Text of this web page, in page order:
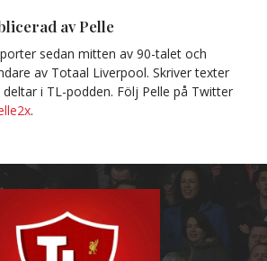
av Pelle
sedan mitten av 90-talet och
av Totaal Liverpool. Skriver texter
deltar i TL-podden. Följ Pelle på Twitter
.